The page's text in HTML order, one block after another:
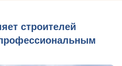
строителей